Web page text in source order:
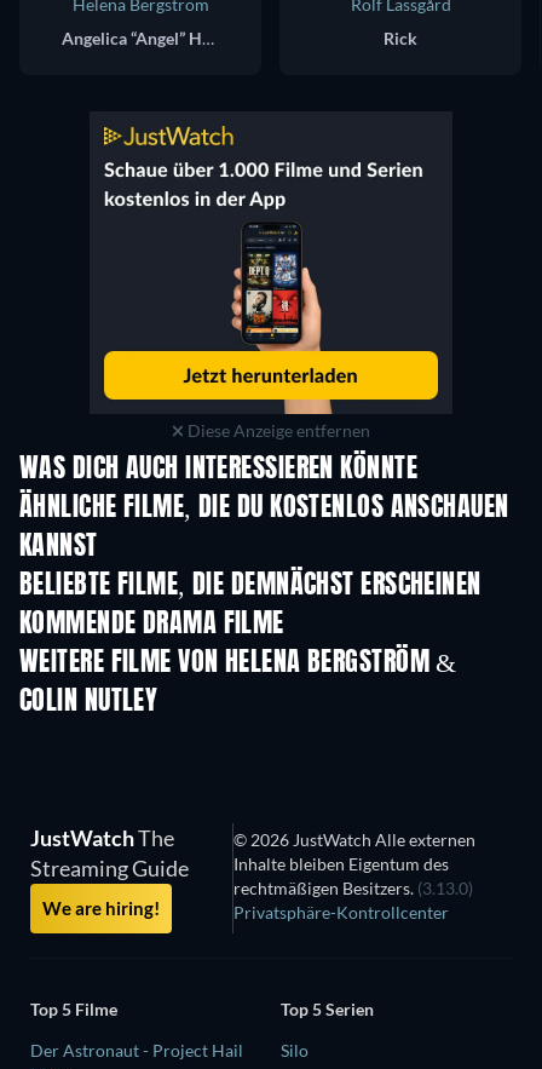
Helena Bergström
Angelica “Angel” Holst
Rolf Lassgård
Rick
Diese Anzeige entfernen
WAS DICH AUCH INTERESSIEREN KÖNNTE
ÄHNLICHE FILME, DIE DU KOSTENLOS ANSCHAUEN
KANNST
BELIEBTE FILME, DIE DEMNÄCHST ERSCHEINEN
KOMMENDE DRAMA FILME
WEITERE FILME VON HELENA BERGSTRÖM &
COLIN NUTLEY
JustWatchThe
Streaming Guide
We are hiring!
© 2026 JustWatch Alle externen
Inhalte bleiben Eigentum des
rechtmäßigen Besitzers. (3.13.0)
Privatsphäre-Kontrollcenter
Top 5 Filme
Der Astronaut - Project Hail
Top 5 Serien
Silo